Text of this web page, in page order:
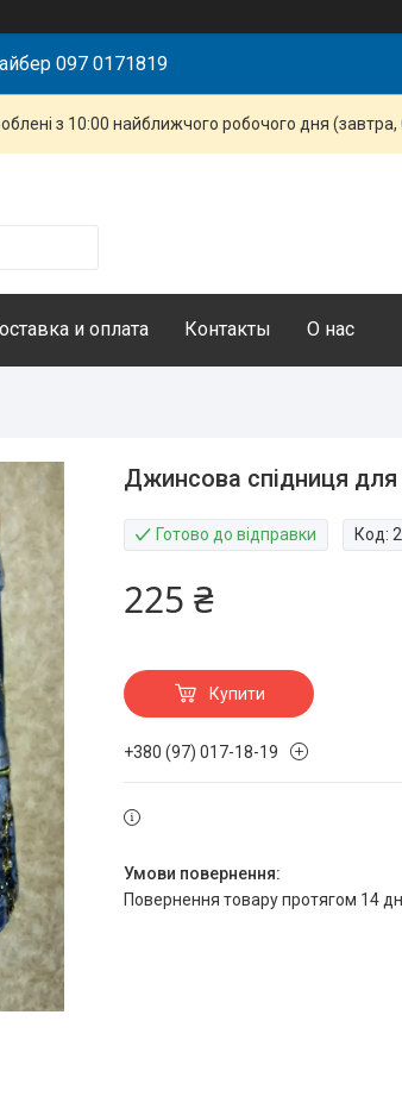
097 0171819
з 10:00 найближчого робочого дня (завтра,
и оплата Контакты О нас
Джинсова спідниця для
Готово до відправки Код:
225 ₴
Купити
+380 (97) 017-18-19
повернення товару протягом 14